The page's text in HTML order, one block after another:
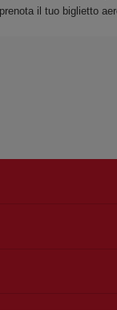
il tuo biglietto